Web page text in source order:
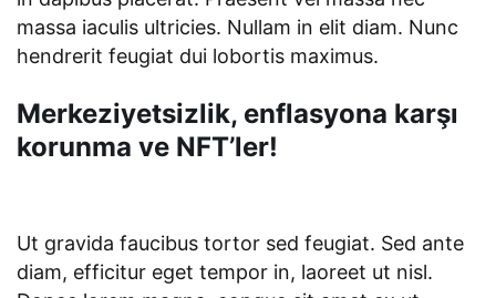
massa iaculis ultricies. Nullam in elit diam. Nunc
hendrerit feugiat dui lobortis maximus.
Merkeziyetsizlik, enflasyona karşı
korunma ve NFT’ler!
Ut gravida faucibus tortor sed feugiat. Sed ante
diam, efficitur eget tempor in, laoreet ut nisl.